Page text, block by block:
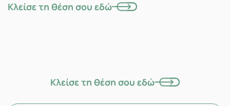
Κλείσε τη θέση σου εδώ
Κλείσε τη θέση σου εδώ